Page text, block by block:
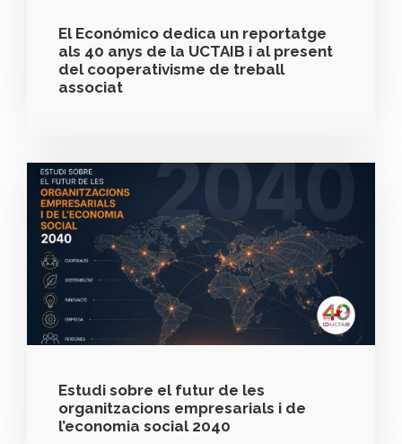
El Económico dedica un reportatge
als 40 anys de la UCTAIB i al present
del cooperativisme de treball
associat
Estudi sobre el futur de les
organitzacions empresarials i de
l’economia social 2040